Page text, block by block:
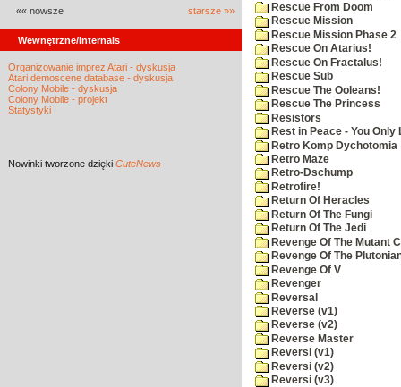
«« nowsze starsze »»
Wewnętrzne/Internals
Organizowanie imprez Atari - dyskusja
Atari demoscene database - dyskusja
Colony Mobile - dyskusja
Colony Mobile - projekt
Statystyki
Nowinki tworzone dzięki CuteNews
Rescue From Doom
Rescue Mission
Rescue Mission Phase 2
Rescue On Atarius!
Rescue On Fractalus!
Rescue Sub
Rescue The Ooleans!
Rescue The Princess
Resistors
Rest in Peace - You Only
Retro Komp Dychotomia
Retro Maze
Retro-Dschump
Retrofire!
Return Of Heracles
Return Of The Fungi
Return Of The Jedi
Revenge Of The Mutant
Revenge Of The
Revenge Of V
Revenger
Reversal
Reverse (v1)
Reverse (v2)
Reverse Master
Reversi (v1)
Reversi (v2)
Reversi (v3)